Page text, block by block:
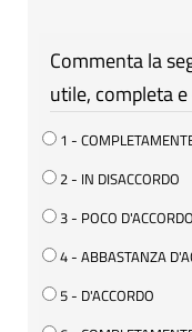
Commenta la
utile, completa
1 -
2 - IN DISACCORDO
3 - POCO D'ACCORDO
4 - ABBASTANZA
5 - D'ACCORDO